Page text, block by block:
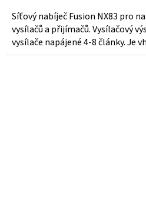
Síťový nabíječ Fusion NX83 pro
vysílačů a přijímačů. Vysílačový
vysílače napájené 4-8 články. Je